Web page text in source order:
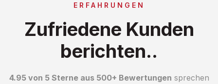
ERFAHRUNGEN
Zufriedene Kunden
berichten..
4.95 von 5 Sterne aus 500+ Bewertungen sprechen